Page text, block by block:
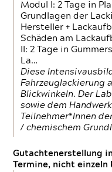
Modul I: 2 Tage in
Grundlagen der
Hersteller +
Schäden am
II: 2 Tage in
La…
Diese
Fahrzeuglackierung
Blickwinkeln. Der
sowie dem
Teilnehmer*Innen
/ chemischem
Gutachtenerstellung
Termine, nicht einzeln